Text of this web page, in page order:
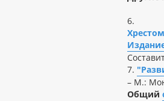
6.
7.
– М.:
Общий